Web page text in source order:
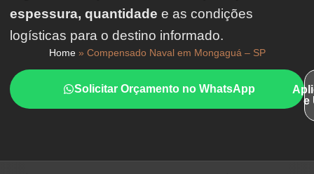
espessura, quantidade e as condições
logísticas para o destino informado.
Home» Compensado Naval em Mongaguá – SP
Solicitar Orçamento no WhatsApp
e